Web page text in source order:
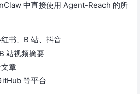
中直接使用 Agent-Reach 的所
书、B 站、抖音
站视频摘要
章
等平台